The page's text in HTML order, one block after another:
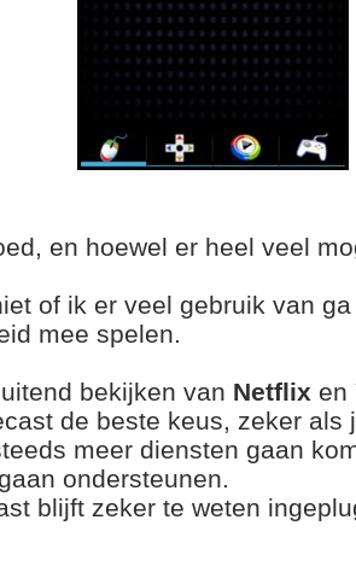
en hoewel er heel veel
of ik er veel gebruik van
mee spelen.
bekijken van Netflix en
de beste keus, zeker als
meer diensten gaan
ondersteunen.
blijft zeker te weten